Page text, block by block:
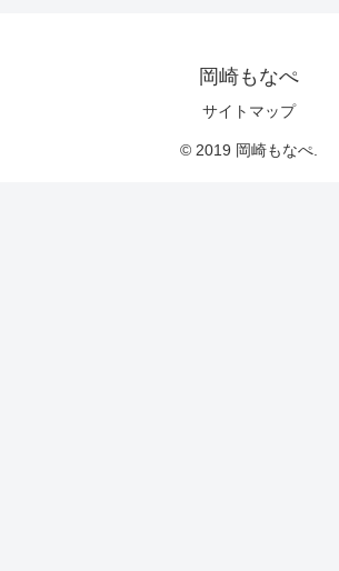
岡崎もなぺ
サイトマップ
© 2019 岡崎もなぺ.